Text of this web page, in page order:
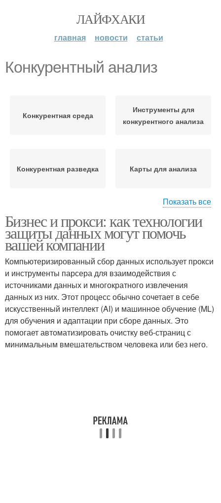
ЛАЙФХАКИ
главная новости статьи
Конкурентный анализ
Конкурентная среда
Инструменты для
конкурентного анализа
Конкурентная разведка Карты для анализа
Анализ в яндекс
маркетинге
Показать все
Бизнес и прокси: как технологии
защиты данных могут помочь
вашей компании
Компьютеризированный сбор данных использует прокси
и инструменты парсера для взаимодействия с
источниками данных и многократного извлечения
данных из них. Этот процесс обычно сочетает в себе
искусственный интеллект (AI) и машинное обучение (ML)
для обучения и адаптации при сборе данных. Это
помогает автоматизировать очистку веб-страниц с
минимальным вмешательством человека или без него.